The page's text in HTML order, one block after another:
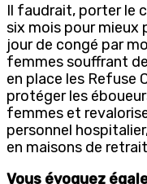
Il faudrait, porter le
six mois pour mieux
jour de congé par
femmes souffrant
en place les Refuse
protéger les
femmes et
personnel
en maisons de
Vous évoquez